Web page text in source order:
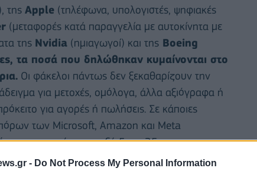
- Do Not Process My Personal Information
της Apple (τηλέφωνα, υπολογιστές, ψηφιακές
(μεταφορές κατά παραγγελία με αυτοκίνητα με
της Nvidia (ημιαγωγοί) και της Boeing
τα ποσά που δηλώθηκαν κυμαίνονται στο
Οι φάκελοι πάντως δεν ξεκαθαρίζουν την
για μετοχές, ομόλογα, άλλα αξιόγραφα ή
για αγορές ή πωλήσεις. Σε κάποιες
πόρων των Microsoft, Amazon και Meta
σε ορισμένες μεταξύ 5 και 25 εκατ.